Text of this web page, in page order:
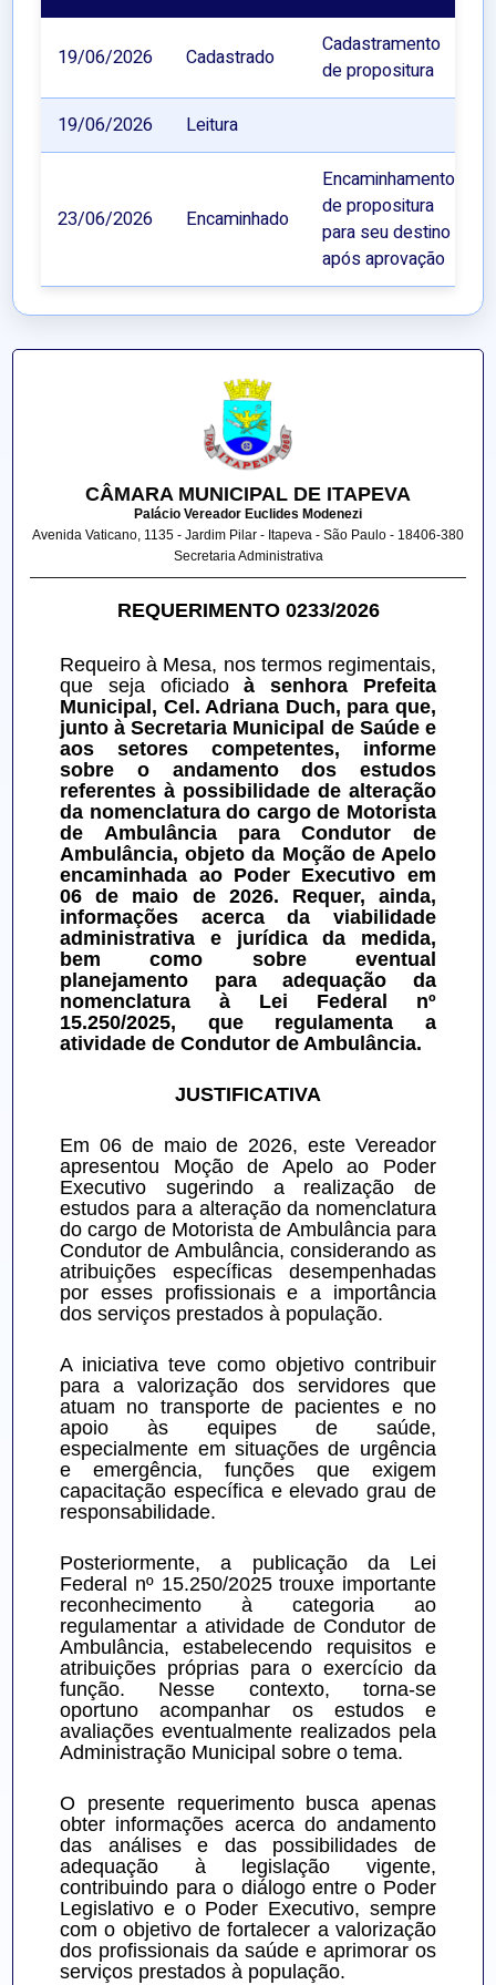
19/06/2026 Cadastrado
Cadastramento
de propositura
19/06/2026 Leitura
23/06/2026 Encaminhado
Encaminhamento
de propositura
para seu destino
após aprovação
CÂMARA MUNICIPAL DE ITAPEVA
Palácio Vereador Euclides Modenezi
Avenida Vaticano, 1135 - Jardim Pilar - Itapeva - São Paulo - 18406-380
Secretaria Administrativa
REQUERIMENTO 0233/2026
Requeiro à Mesa, nos termos regimentais,
que seja oficiado à senhora Prefeita
Municipal, Cel. Adriana Duch, para que,
junto à Secretaria Municipal de Saúde e
aos setores competentes, informe
sobre o andamento dos estudos
referentes à possibilidade de alteração
da nomenclatura do cargo de Motorista
de Ambulância para Condutor de
Ambulância, objeto da Moção de Apelo
encaminhada ao Poder Executivo em
06 de maio de 2026. Requer, ainda,
informações acerca da viabilidade
administrativa e jurídica da medida,
bem como sobre eventual
planejamento para adequação da
nomenclatura à Lei Federal nº
15.250/2025, que regulamenta a
atividade de Condutor de Ambulância.
JUSTIFICATIVA
Em 06 de maio de 2026, este Vereador
apresentou Moção de Apelo ao Poder
Executivo sugerindo a realização de
estudos para a alteração da nomenclatura
do cargo de Motorista de Ambulância para
Condutor de Ambulância, considerando as
atribuições específicas desempenhadas
por esses profissionais e a importância
dos serviços prestados à população.
A iniciativa teve como objetivo contribuir
para a valorização dos servidores que
atuam no transporte de pacientes e no
apoio às equipes de saúde,
especialmente em situações de urgência
e emergência, funções que exigem
capacitação específica e elevado grau de
responsabilidade.
Posteriormente, a publicação da Lei
Federal nº 15.250/2025 trouxe importante
reconhecimento à categoria ao
regulamentar a atividade de Condutor de
Ambulância, estabelecendo requisitos e
atribuições próprias para o exercício da
função. Nesse contexto, torna-se
oportuno acompanhar os estudos e
avaliações eventualmente realizados pela
Administração Municipal sobre o tema.
O presente requerimento busca apenas
obter informações acerca do andamento
das análises e das possibilidades de
adequação à legislação vigente,
contribuindo para o diálogo entre o Poder
Legislativo e o Poder Executivo, sempre
com o objetivo de fortalecer a valorização
dos profissionais da saúde e aprimorar os
serviços prestados à população.